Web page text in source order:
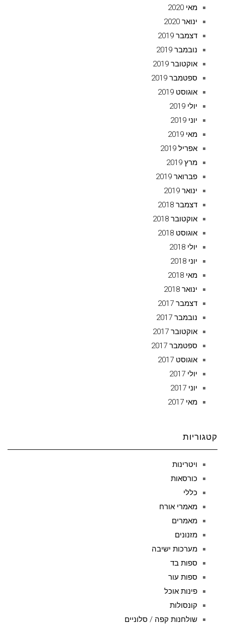
מאי 2020
ינואר 2020
דצמבר 2019
נובמבר 2019
אוקטובר 2019
ספטמבר 2019
אוגוסט 2019
יולי 2019
יוני 2019
מאי 2019
אפריל 2019
מרץ 2019
פברואר 2019
ינואר 2019
דצמבר 2018
אוקטובר 2018
אוגוסט 2018
יולי 2018
יוני 2018
מאי 2018
ינואר 2018
דצמבר 2017
נובמבר 2017
אוקטובר 2017
ספטמבר 2017
אוגוסט 2017
יולי 2017
יוני 2017
מאי 2017
קטגוריות
ויטרינות
כורסאות
כללי
מאמרי אורח
מאמרים
מזנונים
מערכות ישיבה
ספות בד
ספות עור
פינות אוכל
קונסולות
שולחנות קפה / סלוניים